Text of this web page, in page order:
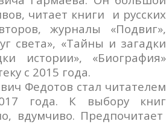
читает книги и русских
журналы «Подвиг»,
света», «Тайны и загадки
истории», «Биография»
с 2015 года.
Федотов стал читателем
года. К выбору книг
вдумчиво. Предпочитает